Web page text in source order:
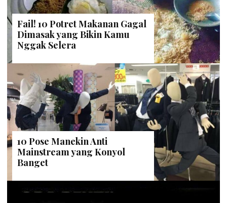
Fail! 10 Potret Makanan Gagal
Dimasak yang Bikin Kamu
Nggak Selera
10 Pose Manekin Anti
Mainstream yang Konyol
Banget